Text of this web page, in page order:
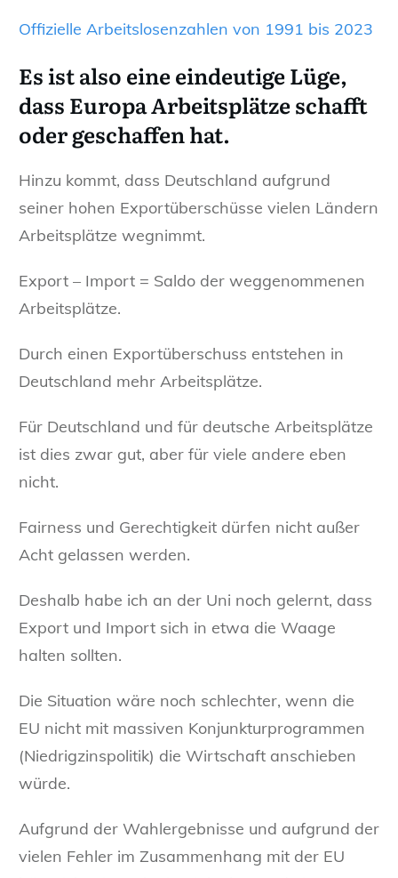
Offizielle Arbeitslosenzahlen von 1991 bis 2023
Es ist also eine eindeutige Lüge,
dass Europa Arbeitsplätze schafft
oder geschaffen hat.
Hinzu kommt, dass Deutschland aufgrund
seiner hohen Exportüberschüsse vielen Ländern
Arbeitsplätze wegnimmt.
Export – Import = Saldo der weggenommenen
Arbeitsplätze.
Durch einen Exportüberschuss entstehen in
Deutschland mehr Arbeitsplätze.
Für Deutschland und für deutsche Arbeitsplätze
ist dies zwar gut, aber für viele andere eben
nicht.
Fairness und Gerechtigkeit dürfen nicht außer
Acht gelassen werden.
Deshalb habe ich an der Uni noch gelernt, dass
Export und Import sich in etwa die Waage
halten sollten.
Die Situation wäre noch schlechter, wenn die
EU nicht mit massiven Konjunkturprogrammen
(Niedrigzinspolitik) die Wirtschaft anschieben
würde.
Aufgrund der Wahlergebnisse und aufgrund der
vielen Fehler im Zusammenhang mit der EU